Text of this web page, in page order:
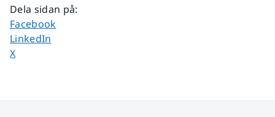
Dela sidan på:
Dela sidan på
Facebook
Dela sidan på
LinkedIn
Dela sidan på
X